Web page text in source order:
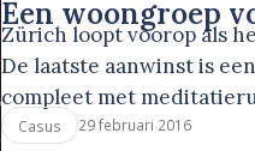
Een woongroep
Zürich loopt voorop als
De laatste aanwinst is
compleet met
Casus 29 februari 2016